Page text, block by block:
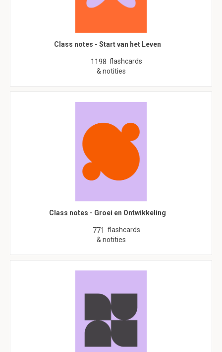
Class notes - Start van het Leven
1198 flashcards
& notities
Class notes - Groei en Ontwikkeling
771 flashcards
& notities